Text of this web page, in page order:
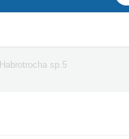
Habrotrocha sp.5